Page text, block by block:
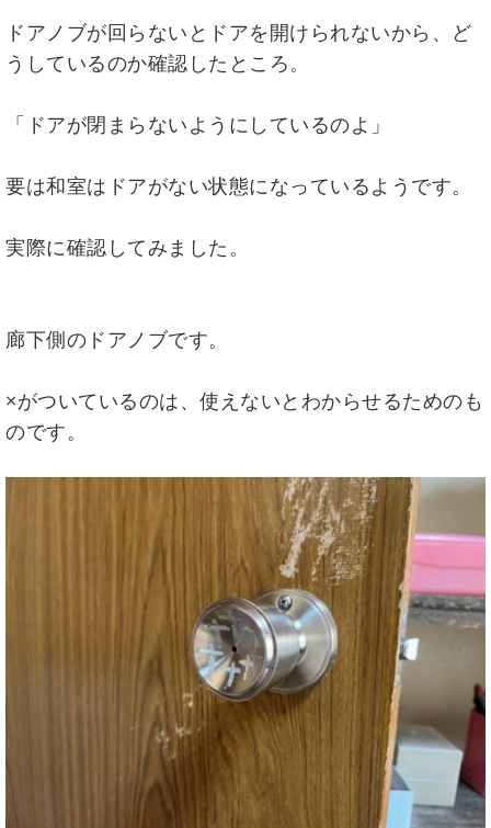
ドアノブが回らないとドアを開けられないから、ど
うしているのか確認したところ。
「ドアが閉まらないようにしているのよ」
要は和室はドアがない状態になっているようです。
実際に確認してみました。
廊下側のドアノブです。
×がついているのは、使えないとわからせるためのも
のです。